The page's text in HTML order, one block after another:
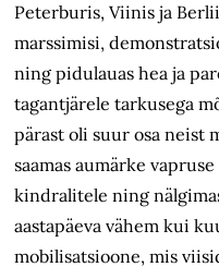
Peterburis, Viinis ja
marssimisi,
ning pidulauas hea ja
tagantjärele tarkusega
pärast oli suur osa neist
saamas aumärke
kindralitele ning
aastapäeva vähem kui
mobilisatsioone, mis